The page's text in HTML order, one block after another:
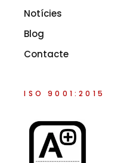
Notícies
Blog
Contacte
ISO 9001:2015